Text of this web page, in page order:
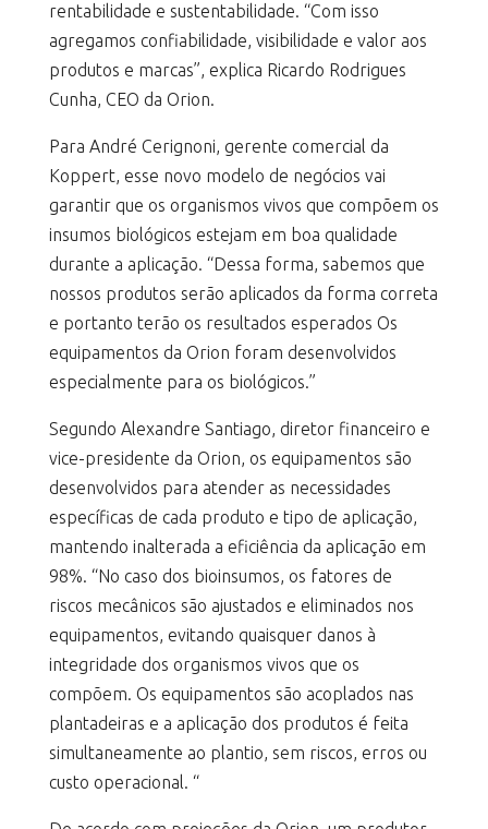
rentabilidade e sustentabilidade. “Com isso
agregamos confiabilidade, visibilidade e valor aos
produtos e marcas”, explica Ricardo Rodrigues
Cunha, CEO da Orion.
Para André Cerignoni, gerente comercial da
Koppert, esse novo modelo de negócios vai
garantir que os organismos vivos que compõem os
insumos biológicos estejam em boa qualidade
durante a aplicação. “Dessa forma, sabemos que
nossos produtos serão aplicados da forma correta
e portanto terão os resultados esperados Os
equipamentos da Orion foram desenvolvidos
especialmente para os biológicos.”
Segundo Alexandre Santiago, diretor financeiro e
vice-presidente da Orion, os equipamentos são
desenvolvidos para atender as necessidades
específicas de cada produto e tipo de aplicação,
mantendo inalterada a eficiência da aplicação em
98%. “No caso dos bioinsumos, os fatores de
riscos mecânicos são ajustados e eliminados nos
equipamentos, evitando quaisquer danos à
integridade dos organismos vivos que os
compõem. Os equipamentos são acoplados nas
plantadeiras e a aplicação dos produtos é feita
simultaneamente ao plantio, sem riscos, erros ou
custo operacional. “